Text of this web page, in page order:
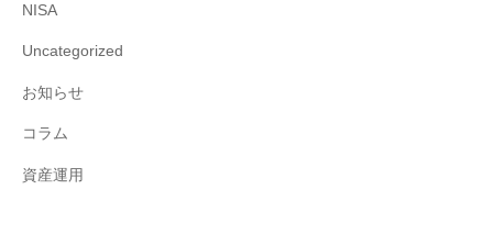
NISA
Uncategorized
お知らせ
コラム
資産運用